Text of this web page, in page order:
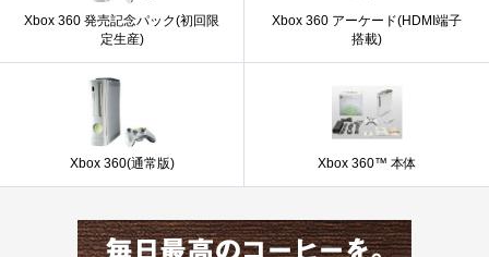
Xbox 360 発売記念パック(初回限
定生産)
Xbox 360 アーケード(HDMI端子
搭載)
Xbox 360(通常版) Xbox 360™ 本体